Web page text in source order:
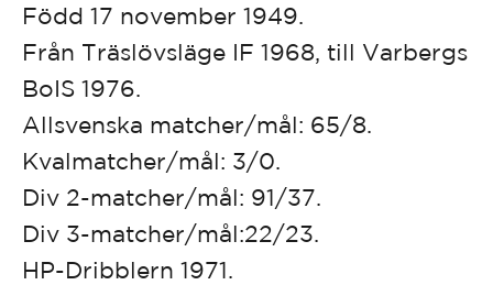
Född 17 november 1949.
Från Träslövsläge IF 1968, till Varbergs
BoIS 1976.
Allsvenska matcher/mål: 65/8.
Kvalmatcher/mål: 3/0.
Div 2-matcher/mål: 91/37.
Div 3-matcher/mål:22/23.
HP-Dribblern 1971.